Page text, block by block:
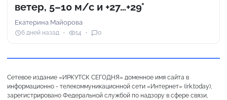
ветер, 5–10 м/с и +27…+29°
Екатерина Майорова
6 дней назад 14 0
Сетевое издание «ИРКУТСК СЕГОДНЯ» доменное имя сайта в
информационно - телекоммуникационной сети «Интернет» (irk.today),
зарегистрировано Федеральной службой по надзору в сфере связи,